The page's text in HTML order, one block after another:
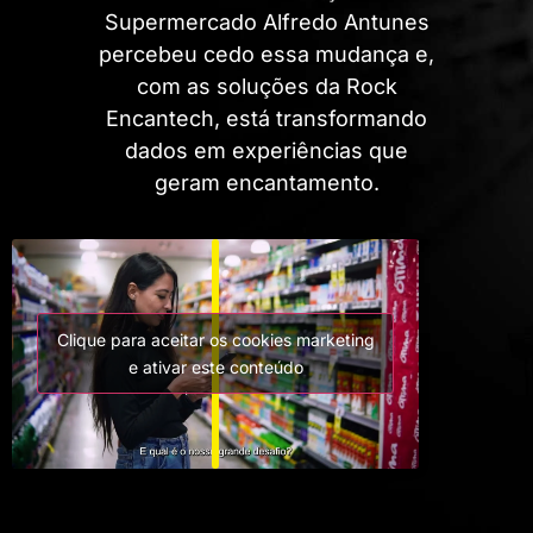
Supermercado Alfredo Antunes
percebeu cedo essa mudança e,
com as soluções da Rock
Encantech, está transformando
dados em experiências que
geram encantamento.
Clique para aceitar os cookies marketing
e ativar este conteúdo